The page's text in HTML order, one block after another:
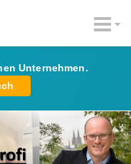
Unternehmen.